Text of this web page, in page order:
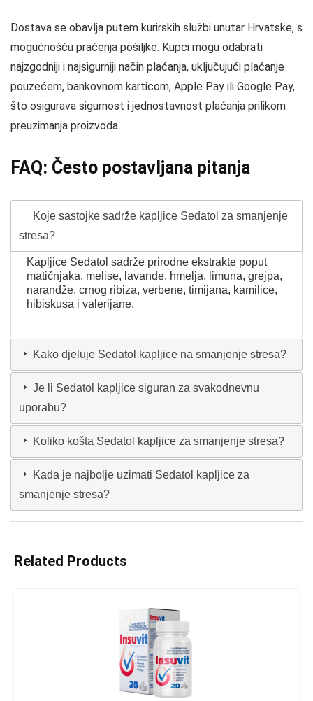
Dostava se obavlja putem kurirskih službi unutar Hrvatske, s
mogućnošću praćenja pošiljke. Kupci mogu odabrati
najzgodniji i najsigurniji način plaćanja, uključujući plaćanje
pouzećem, bankovnom karticom, Apple Pay ili Google Pay,
što osigurava sigurnost i jednostavnost plaćanja prilikom
preuzimanja proizvoda.
FAQ: Često postavljana pitanja
Koje sastojke sadrže kapljice Sedatol za smanjenje
stresa?
Kapljice Sedatol sadrže prirodne ekstrakte poput
matičnjaka, melise, lavande, hmelja, limuna, grejpa,
narandže, crnog ribiza, verbene, timijana, kamilice,
hibiskusa i valerijane.
Kako djeluje Sedatol kapljice na smanjenje stresa?
Je li Sedatol kapljice siguran za svakodnevnu
uporabu?
Koliko košta Sedatol kapljice za smanjenje stresa?
Kada je najbolje uzimati Sedatol kapljice za
smanjenje stresa?
Related Products